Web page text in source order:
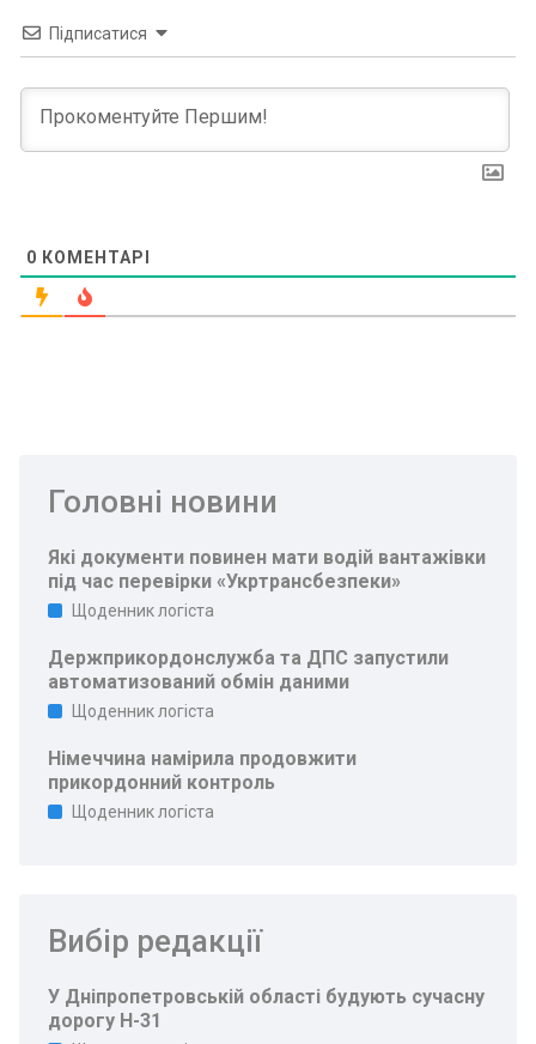
Підписатися
0 КОМЕНТАРІ
Головні новини
Які документи повинен мати водій вантажівки
під час перевірки «Укртрансбезпеки»
Щоденник логіста
Держприкордонслужба та ДПС запустили
автоматизований обмін даними
Щоденник логіста
Німеччина намірила продовжити
прикордонний контроль
Щоденник логіста
Вибір редакції
У Дніпропетровській області будують сучасну
дорогу Н-31